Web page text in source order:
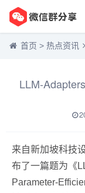
首页 > 热点资讯
LLM-
来自新加坡科技
布了一篇题为《
Parameter-